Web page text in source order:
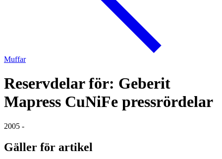
Muffar
Reservdelar för: Geberit
Mapress CuNiFe pressrördelar
2005 -
Gäller för artikel